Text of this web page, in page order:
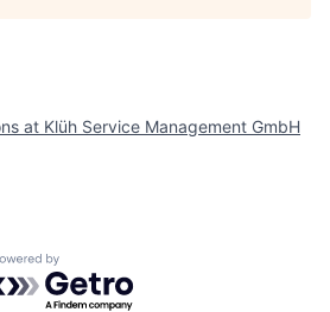
at Klüh Service Management GmbH
by Getro.com